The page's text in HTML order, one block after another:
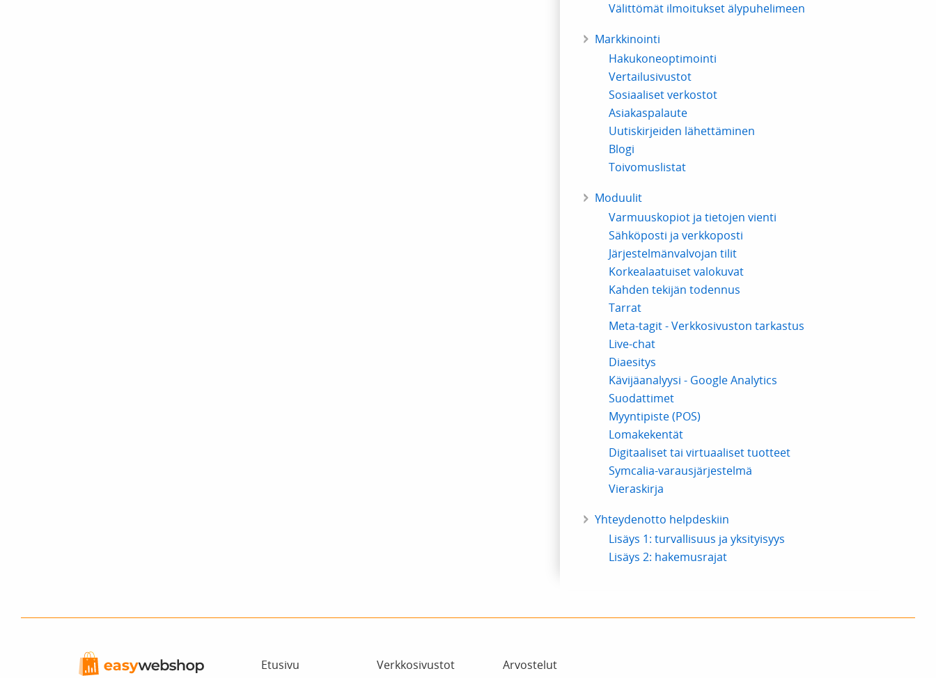
Välittömät ilmoitukset älypuhelimeen
Markkinointi
Hakukoneoptimointi
Vertailusivustot
Sosiaaliset verkostot
Asiakaspalaute
Uutiskirjeiden lähettäminen
Blogi
Toivomuslistat
Moduulit
Varmuuskopiot ja tietojen vienti
Sähköposti ja verkkoposti
Järjestelmänvalvojan tilit
Korkealaatuiset valokuvat
Kahden tekijän todennus
Tarrat
Meta-tagit - Verkkosivuston tarkastus
Live-chat
Diaesitys
Kävijäanalyysi - Google Analytics
Suodattimet
Myyntipiste (POS)
Lomakekentät
Digitaaliset tai virtuaaliset tuotteet
Symcalia-varausjärjestelmä
Vieraskirja
Yhteydenotto helpdeskiin
Lisäys 1: turvallisuus ja yksityisyys
Lisäys 2: hakemusrajat
Etusivu Verkkosivustot Arvostelut